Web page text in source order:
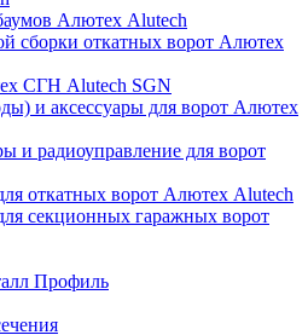
Алютех Alutech
сборки откатных ворот Алютех
СГН Alutech SGN
и аксессуары для ворот Алютех
и радиоуправление для ворот
откатных ворот Алютех Alutech
секционных гаражных ворот
Профиль